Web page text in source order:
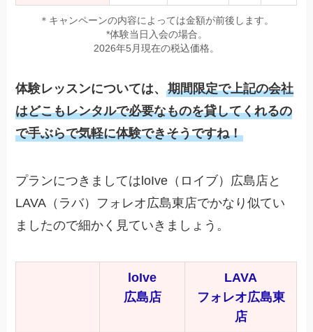
＊キャンペーンの内容によっては金額が前後します。
*体験当日入会の場合。
2026年5月現在の税込価格。
体験レッスンについては、期間限定で上記の会社
はどこもレンタルで必要なものを貸してくれるの
で手ぶらで気軽に体験できそうですね！
プランにつきましてはloIve（ロイブ）広島店と
LAVA（ラバ）フォレオ広島東店でかなり似てい
ましたので細かく見ていきましょう。
loIve
広島店
LAVA
フォレオ広島東
店